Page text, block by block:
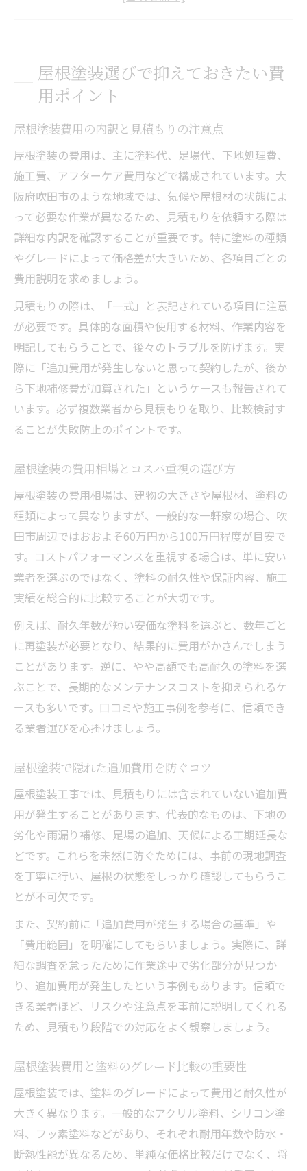
イント
吹田市で失敗しない屋根塗装のコツとは
屋根塗装で重視すべき業者選びの基準
屋根塗装の下地処理が仕上がりに与える影
響
屋根塗装時に吹田市の気候を考慮する理由
屋根塗装の相談時に聞くべきチェックポイ
ント
屋根塗装の施工事例から学ぶ失敗しない選
び方
外壁との調和を考えた屋根塗装選択術
屋根塗装で外壁とバランスを取る色選びの
コツ
屋根塗装と外壁の調和で街並みに映える家
へ
屋根塗装の色彩選択で後悔しないための工
夫
法
耐久性重視なら屋根塗装はどう選ぶべきか
屋根塗装の耐久性を左右する塗料の種類
屋根塗装で断熱・遮熱性能を高める選び方
屋根塗装の耐久年数とメンテナンス計画
屋根塗装で劣化を防ぐ施工ポイント
屋根材に合わせた屋根塗装の最適解とは
賢く活用したい屋根塗装の助成制度ガイド
屋根塗装で利用できる主な助成金の概要
屋根塗装の補助金申請手続きのポイント
屋根塗装助成制度を活用するための条件確
屋根塗装で省エネ・耐震補助金を賢く使う
方法
屋根塗装の助成金活用事例紹介と注意点
屋根塗装業者を比較する際の注意点と基準
屋根塗装業者選びで重視すべき信頼性とは
屋根塗装業者の見積もり比較で注目する部
屋根塗装の口コミや評判を活かす情報収集
法
屋根塗装業者の施工実績と対応力を確認し
よう
屋根塗装業者の保証内容とトラブル対応事
屋根塗装選びで抑えておきたい費
用ポイント
屋根塗装費用の内訳と見積もりの注意点
屋根塗装の費用は、主に塗料代、足場代、下地処理費、
施工費、アフターケア費用などで構成されています。大
阪府吹田市のような地域では、気候や屋根材の状態によ
って必要な作業が異なるため、見積もりを依頼する際は
詳細な内訳を確認することが重要です。特に塗料の種類
やグレードによって価格差が大きいため、各項目ごとの
費用説明を求めましょう。
見積もりの際は、「一式」と表記されている項目に注意
が必要です。具体的な面積や使用する材料、作業内容を
明記してもらうことで、後々のトラブルを防げます。実
際に「追加費用が発生しないと思って契約したが、後か
ら下地補修費が加算された」というケースも報告されて
います。必ず複数業者から見積もりを取り、比較検討す
ることが失敗防止のポイントです。
屋根塗装の費用相場とコスパ重視の選び方
屋根塗装の費用相場は、建物の大きさや屋根材、塗料の
種類によって異なりますが、一般的な一軒家の場合、吹
田市周辺ではおおよそ60万円から100万円程度が目安で
す。コストパフォーマンスを重視する場合は、単に安い
業者を選ぶのではなく、塗料の耐久性や保証内容、施工
実績を総合的に比較することが大切です。
例えば、耐久年数が短い安価な塗料を選ぶと、数年ごと
に再塗装が必要となり、結果的に費用がかさんでしまう
ことがあります。逆に、やや高額でも高耐久の塗料を選
ぶことで、長期的なメンテナンスコストを抑えられるケ
ースも多いです。口コミや施工事例を参考に、信頼でき
る業者選びを心掛けましょう。
屋根塗装で隠れた追加費用を防ぐコツ
屋根塗装工事では、見積もりには含まれていない追加費
用が発生することがあります。代表的なものは、下地の
劣化や雨漏り補修、足場の追加、天候による工期延長な
どです。これらを未然に防ぐためには、事前の現地調査
を丁寧に行い、屋根の状態をしっかり確認してもらうこ
とが不可欠です。
また、契約前に「追加費用が発生する場合の基準」や
「費用範囲」を明確にしてもらいましょう。実際に、詳
細な調査を怠ったために作業途中で劣化部分が見つか
り、追加費用が発生したという事例もあります。信頼で
きる業者ほど、リスクや注意点を事前に説明してくれる
ため、見積もり段階での対応をよく観察しましょう。
屋根塗装費用と塗料のグレード比較の重要性
屋根塗装では、塗料のグレードによって費用と耐久性が
大きく異なります。一般的なアクリル塗料、シリコン塗
料、フッ素塗料などがあり、それぞれ耐用年数や防水・
断熱性能が異なるため、単純な価格比較だけでなく、将